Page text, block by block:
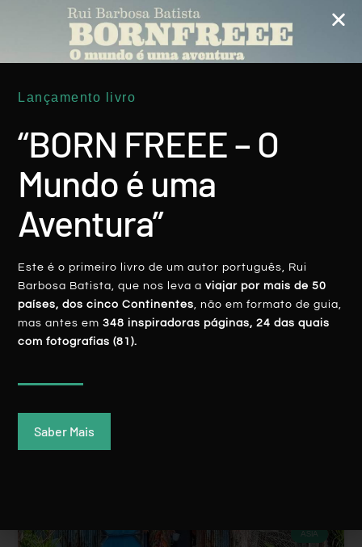
EXPLORE MAIS
Koh Mook, A Melhor ‘vida De Ilha’
Tailandesa Longe Das Multidões
ÁSIA
Lançamento livro
“BORN FREEE – O
Mundo é uma
Aventura”
Este é o primeiro livro de um autor português, Rui
Barbosa Batista, que nos leva aviajar por mais de 50
países, dos cinco Continentes, não em formato de guia,
mas antes em348 inspiradoras páginas, 24 das quais
com fotografias (81).
Saber Mais